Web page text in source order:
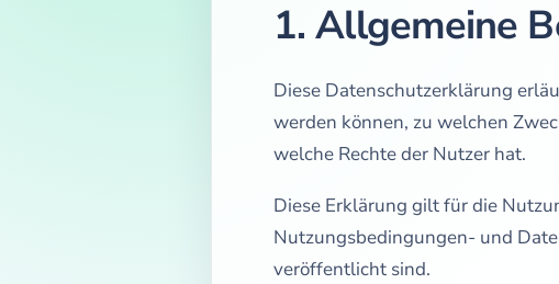
1. Allgemeine
Diese Datenschutzerklärung
werden können, zu welchen
welche Rechte der Nutzer hat.
Diese Erklärung gilt für die
Nutzungsbedingungen- und
veröffentlicht sind.